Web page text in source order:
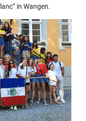
in Wangen.